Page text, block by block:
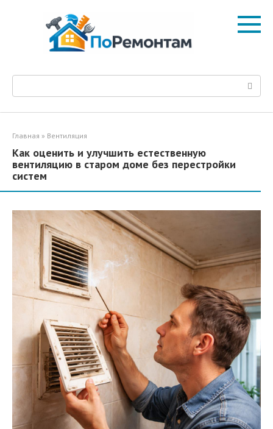
Поиск:
Главная » Вентиляция
Как оценить и улучшить естественную
вентиляцию в старом доме без перестройки
систем